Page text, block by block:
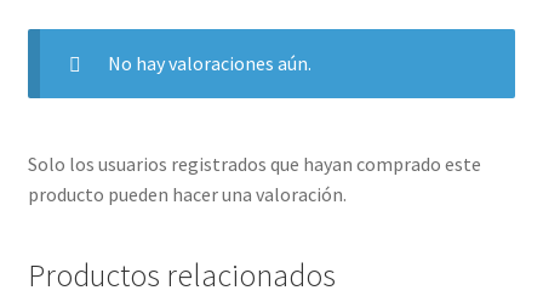
No hay valoraciones aún.
Solo los usuarios registrados que hayan comprado este
producto pueden hacer una valoración.
Productos relacionados